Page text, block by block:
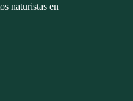
naturistas en